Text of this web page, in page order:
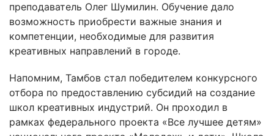
преподаватель Олег Шумилин. Обучение дало
возможность приобрести важные знания и
компетенции, необходимые для развития
креативных направлений в городе.
Напомним, Тамбов стал победителем конкурсного
отбора по предоставлению субсидий на создание
школ креативных индустрий. Он проходил в
рамках федерального проекта «Все лучшее детям»